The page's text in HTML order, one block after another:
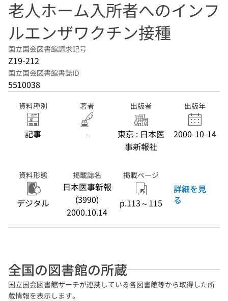
老人ホーム入所者へのインフ
ルエンザワクチン接種
国立国会図書館請求記号
Z19-212
国立国会図書館書誌ID
5510038
資料種別
記事
著者
-
出版者
東京 : 日本医
事新報社
出版年
2000-10-14
資料形態
デジタル
掲載誌名
日本医事新報
(3990)
2000.10.14
掲載ページ
p.113～115
詳細を見
る
全国の図書館の所蔵
国立国会図書館サーチが連携している各図書館等から取得した所
蔵情報を表示します。